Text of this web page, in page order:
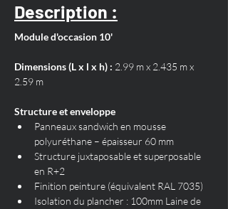
Description :
Module d'occasion 10'
Dimensions (L x l x h) : 2.99 m x 2.435 m x
2.59 m
Structure et enveloppe
Panneaux sandwich en mousse
polyuréthane – épaisseur 60 mm
Structure juxtaposable et superposable
en R+2
Finition peinture (équivalent RAL 7035)
Isolation du plancher : 100mm Laine de